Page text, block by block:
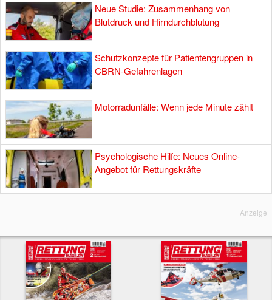
Neue Studie: Zusammenhang von
Blutdruck und Hirndurchblutung
Schutzkonzepte für Patientengruppen in
CBRN-Gefahrenlagen
Motorradunfälle: Wenn jede Minute zählt
Psychologische Hilfe: Neues Online-
Angebot für Rettungskräfte
Anzeige